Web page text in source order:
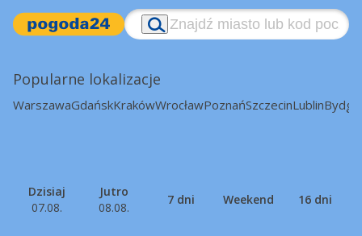
Popularne lokalizacje
WarszawaGdańskKrakówWrocławPoznańSzczecinLublin
Dzisiaj
07.08.
Jutro
08.08.
7 dni Weekend 16 dni